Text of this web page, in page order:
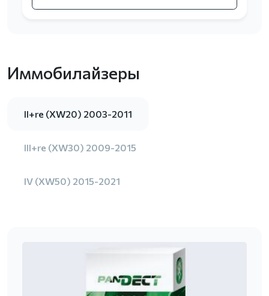
Иммобилайзеры
II+re (XW20) 2003-2011
III+re (XW30) 2009-2015
IV (XW50) 2015-2021